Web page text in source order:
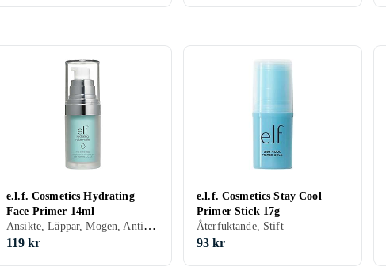
e.l.f. Cosmetics Hydrating
Face Primer 14ml
Ansikte, Läppar, Mogen, Anti-redness, Mjukgörande, Återfuktande, Lyster, Motverkar åldrande, Matt, Porminimering, Kräm
119 kr
e.l.f. Cosmetics Stay Cool
Primer Stick 17g
Återfuktande, Stift
93 kr